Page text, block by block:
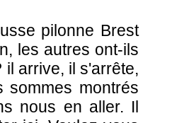
pilonne Brest
les autres ont-ils
arrive, il s'arrête,
sommes montrés
nous en aller. Il